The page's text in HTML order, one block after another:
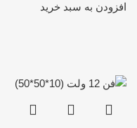
افزودن به سبد خرید